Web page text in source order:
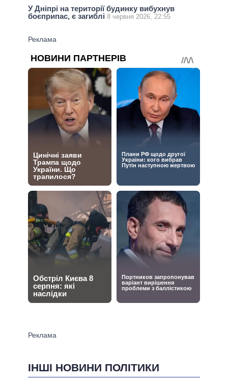
У Дніпрі на території будинку вибухнув
боєприпас, є загиблі 8 червня 2026, 22:55
ІНШІ НОВИНИ ПОЛІТИКИ